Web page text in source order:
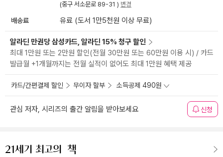
(중구 서소문로 89-31 ) 변경
배송료 유료 (도서 1만5천원 이상 무료)
알라딘 만권당 삼성카드, 알라딘 15% 청구 할인
최대 1만원 또는 2만원 할인(전월 30만원 또는 60만원 이용 시) / 카드
발급월 +1개월까지는 전월 실적이 없어도 최대 1만원 혜택 제공
카드/간편결제 할인 무이자 할부 소득공제 490원
관심 저자, 시리즈의 출간 알림을 받아보세요 신청